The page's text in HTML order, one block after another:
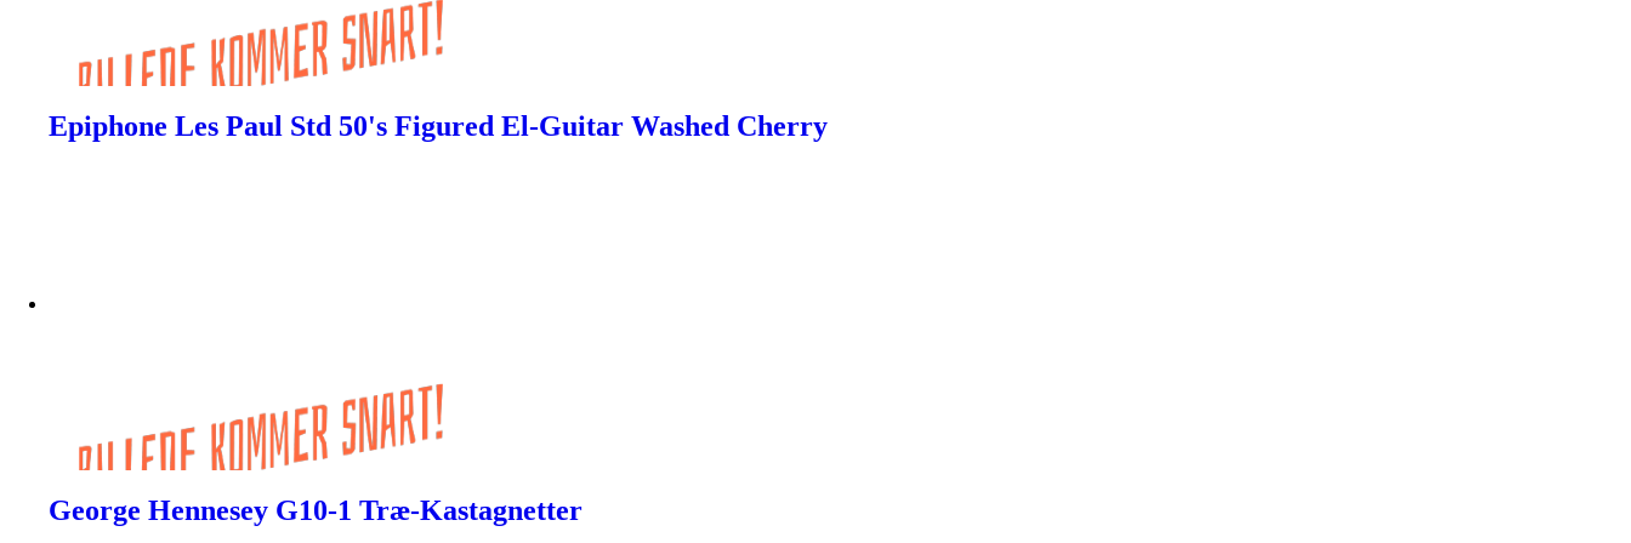
Epiphone Les Paul Std 50's Figured El-Guitar Washed Cherry
George Hennesey G10-1 Træ-Kastagnetter